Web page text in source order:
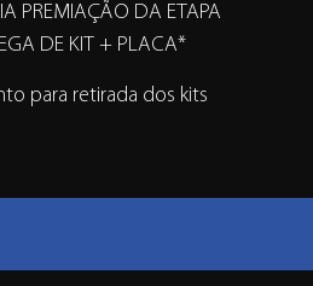
PREMIAÇÃO DA ETAPA
DE KIT + PLACA*
para retirada dos kits